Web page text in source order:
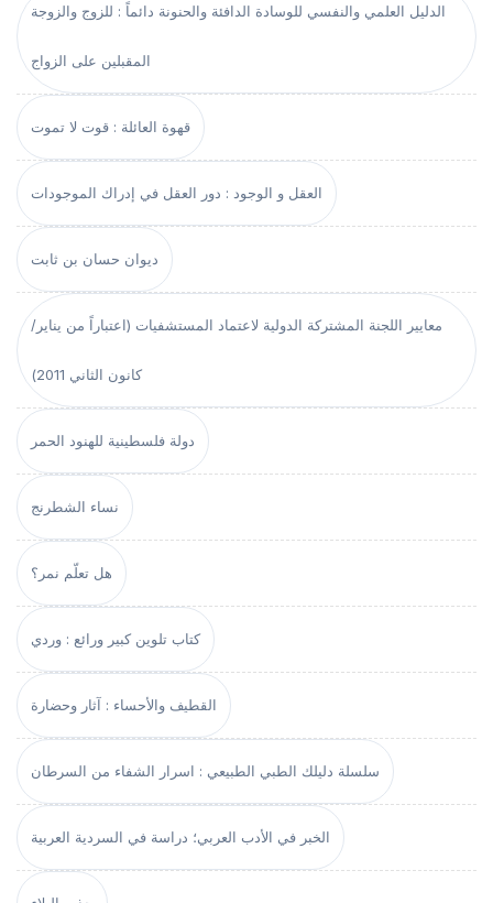
الدليل العلمي والنفسي للوسادة الدافئة والحنونة دائماً : للزوج والزوجة
المقبلين على الزواج
قهوة العائلة : قوت لا تموت
العقل و الوجود : دور العقل في إدراك الموجودات
ديوان حسان بن ثابت
معايير اللجنة المشتركة الدولية لاعتماد المستشفيات (اعتباراً من يناير/
كانون الثاني 2011)
دولة فلسطينية للهنود الحمر
نساء الشطرنج
هل تعلّم نمر؟
كتاب تلوين كبير ورائع : وردي
القطيف والأحساء : آثار وحضارة
سلسلة دليلك الطبي الطبيعي : اسرار الشفاء من السرطان
الخبر في الأدب العربي؛ دراسة في السردية العربية